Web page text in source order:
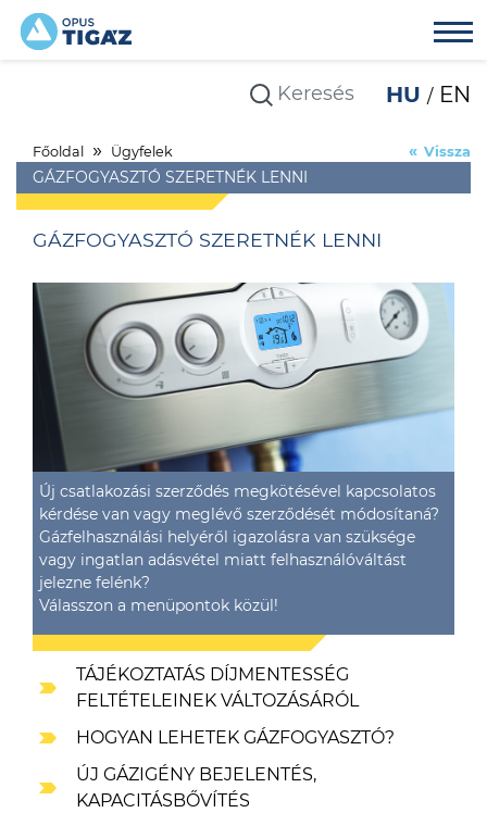
HU EN
Főoldal Ügyfelek
GÁZFOGYASZTÓ SZERETNÉK LENNI
Vissza
GÁZFOGYASZTÓ SZERETNÉK LENNI
Új csatlakozási szerződés megkötésével kapcsolatos
kérdése van vagy meglévő szerződését módosítaná?
Gázfelhasználási helyéről igazolásra van szüksége
vagy ingatlan adásvétel miatt felhasználóváltást
jelezne felénk?
Válasszon a menüpontok közül!
TÁJÉKOZTATÁS DÍJMENTESSÉG
FELTÉTELEINEK VÁLTOZÁSÁRÓL
HOGYAN LEHETEK GÁZFOGYASZTÓ?
ÚJ GÁZIGÉNY BEJELENTÉS,
KAPACITÁSBŐVÍTÉS